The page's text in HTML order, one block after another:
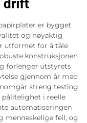
drift
er bygget
og nøyaktig
utformet for å tåle
konstruksjonen
forlenger utstyrets
gjennom år med
streng testing
pålitelighet i reelle
automatiseringen
menneskelige feil, og